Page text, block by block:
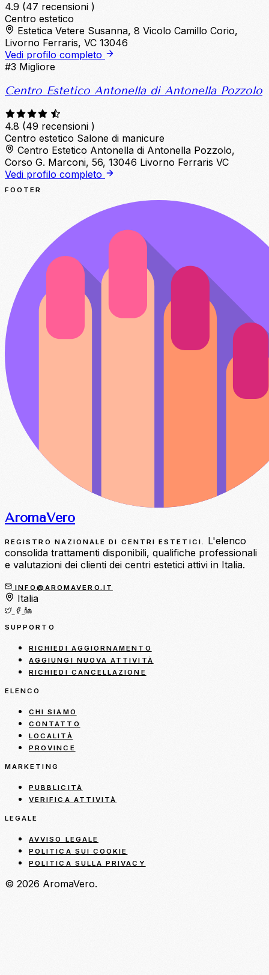
4.9 (47 recensioni )
Centro estetico
Estetica Vetere Susanna, 8 Vicolo Camillo Corio,
Livorno Ferraris, VC 13046
Vedi profilo completo
#3 Migliore
Centro Estetico Antonella di Antonella Pozzolo
4.8 (49 recensioni )
Centro estetico Salone di manicure
Centro Estetico Antonella di Antonella Pozzolo,
Corso G. Marconi, 56, 13046 Livorno Ferraris VC
Vedi profilo completo
FOOTER
AromaVero
REGISTRO NAZIONALE DI CENTRI ESTETICI.
L'elenco
consolida trattamenti disponibili, qualifiche professionali
e valutazioni dei clienti dei centri estetici attivi in Italia.
INFO@AROMAVERO.IT
Italia
SUPPORTO
RICHIEDI AGGIORNAMENTO
AGGIUNGI NUOVA ATTIVITÀ
RICHIEDI CANCELLAZIONE
ELENCO
CHI SIAMO
CONTATTO
LOCALITÀ
PROVINCE
MARKETING
PUBBLICITÀ
VERIFICA ATTIVITÀ
LEGALE
AVVISO LEGALE
POLITICA SUI COOKIE
POLITICA SULLA PRIVACY
© 2026 AromaVero.